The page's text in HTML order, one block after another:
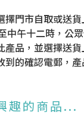
擇門市自取或送
中午十二時，公
產品，並選擇送
到的確認電郵，
趣的商品...